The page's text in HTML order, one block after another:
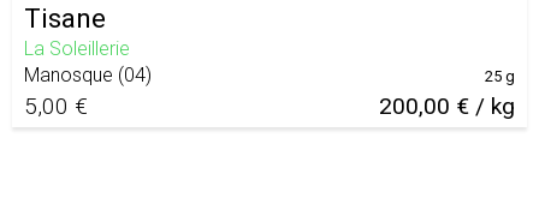
Tisane
La Soleillerie
Manosque (04)
5,00 € 200,00 € / kg
25 g